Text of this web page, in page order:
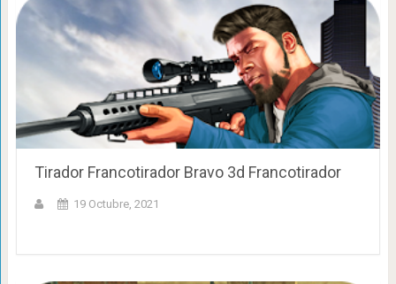
Tirador Francotirador Bravo 3d Francotirador
19 Octubre, 2021